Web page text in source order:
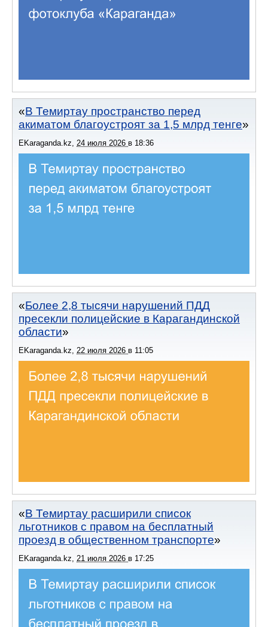
В Темиртау пространство перед
акиматом благоустроят за 1,5 млрд тенге
EKaraganda.kz 24 июля 2026 в 18:36
Более 2,8 тысячи нарушений ПДД
пресекли полицейские в Карагандинской
области
EKaraganda.kz, 22 июля 2026 в 11:05
В Темиртау расширили список
льготников с правом на бесплатный
проезд в общественном транспорте
EKaraganda.kz, 21 июля 2026 в 17:25